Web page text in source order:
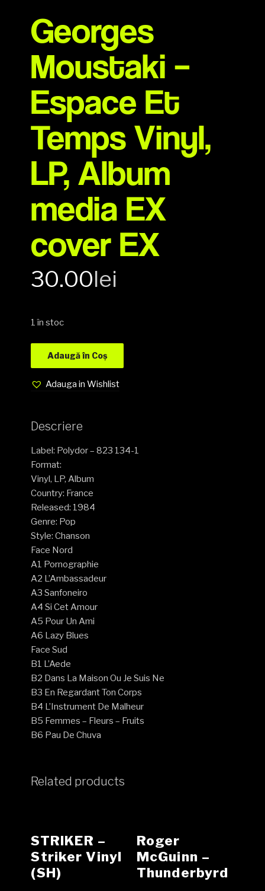
Georges
Moustaki –
Espace Et
Temps Vinyl,
LP, Album
media EX
cover EX
30.00lei
1 în stoc
Adaugă în Coș
Adauga in Wishlist
Descriere
Label: Polydor – 823 134-1
Format:
Vinyl, LP, Album
Country: France
Released: 1984
Genre: Pop
Style: Chanson
Face Nord
A1 Pornographie
A2 L’Ambassadeur
A3 Sanfoneiro
A4 Si Cet Amour
A5 Pour Un Ami
A6 Lazy Blues
Face Sud
B1 L’Aede
B2 Dans La Maison Ou Je Suis Ne
B3 En Regardant Ton Corps
B4 L’Instrument De Malheur
B5 Femmes – Fleurs – Fruits
B6 Pau De Chuva
Related products
STRIKER –
Striker Vinyl
(SH)
Roger
McGuinn ‎–
Thunderbyrd